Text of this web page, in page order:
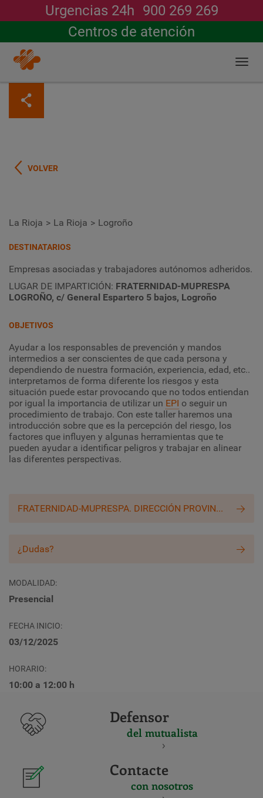
contenido
principal
Urgencias 24h 900 269 269
Centros de atención
Buscar
VOLVER
POBLACIÓN
La Rioja La Rioja Logroño
DESTINATARIOS
Empresas asociadas y trabajadores autónomos adheridos.
LUGAR DE IMPARTICIÓN: FRATERNIDAD-MUPRESPA
LOGROÑO, c/ General Espartero 5 bajos, Logroño
OBJETIVOS
Ayudar a los responsables de prevención y mandos
intermedios a ser conscientes de que cada persona y
dependiendo de nuestra formación, experiencia, edad, etc..
interpretamos de forma diferente los riesgos y esta
situación puede estar provocando que no todos entiendan
por igual la importancia de utilizar un EPI o seguir un
procedimiento de trabajo. Con este taller haremos una
introducción sobre que es la percepción del riesgo, los
factores que influyen y algunas herramientas que te
pueden ayudar a identificar peligros y trabajar en alinear
las diferentes perspectivas.
FRATERNIDAD-MUPRESPA. DIRECCIÓN PROVINCIAL DE LA RIOJA
¿Dudas?
MODALIDAD
Presencial
FECHA INICIO
03/12/2025
HORARIO
10:00 a 12:00 h
Defensor
del mutualista
Contacte
con nosotros